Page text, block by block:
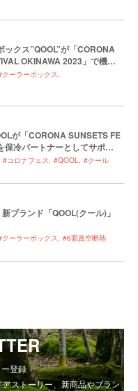
ックス”QOOL”が「CORONA
OKINAWA 2023」で機能
クーラーボックス
が「CORONA SUNSETS FE
保冷パートナーとしてサポー
#コロナフェス #QOOL #クール
ブランド「QOOL(クール)」
クーラーボックス #6面真空断熱
登録
ストーリー、新商品やブラン